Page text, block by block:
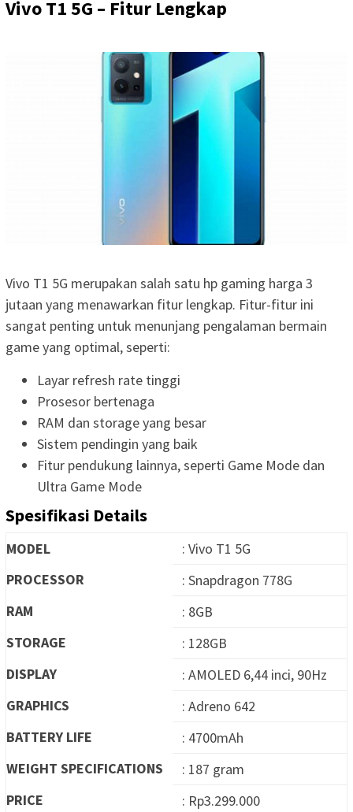
Vivo T1 5G – Fitur Lengkap
Vivo T1 5G merupakan salah satu hp gaming harga 3
jutaan yang menawarkan fitur lengkap. Fitur-fitur ini
sangat penting untuk menunjang pengalaman bermain
game yang optimal, seperti:
Layar refresh rate tinggi
Prosesor bertenaga
RAM dan storage yang besar
Sistem pendingin yang baik
Fitur pendukung lainnya, seperti Game Mode dan
Ultra Game Mode
Spesifikasi Details
MODEL
: Vivo T1 5G
PROCESSOR
: Snapdragon 778G
RAM
: 8GB
STORAGE
: 128GB
DISPLAY
: AMOLED 6,44 inci, 90Hz
GRAPHICS
: Adreno 642
BATTERY LIFE
: 4700mAh
WEIGHT SPECIFICATIONS
: 187 gram
PRICE
: Rp3.299.000